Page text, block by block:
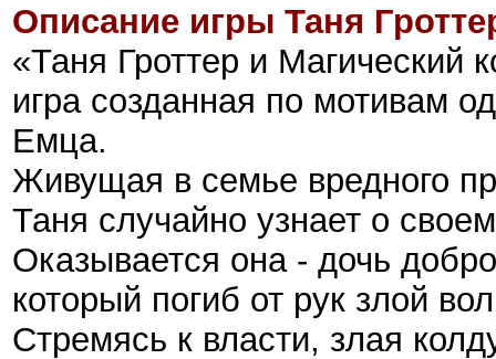
Описание игры Таня
«Таня Гроттер и Магический
игра созданная по мотивам
Емца.
Живущая в семье вредного
Таня случайно узнает о
Оказывается она - дочь
который погиб от рук злой
Стремясь к власти, злая